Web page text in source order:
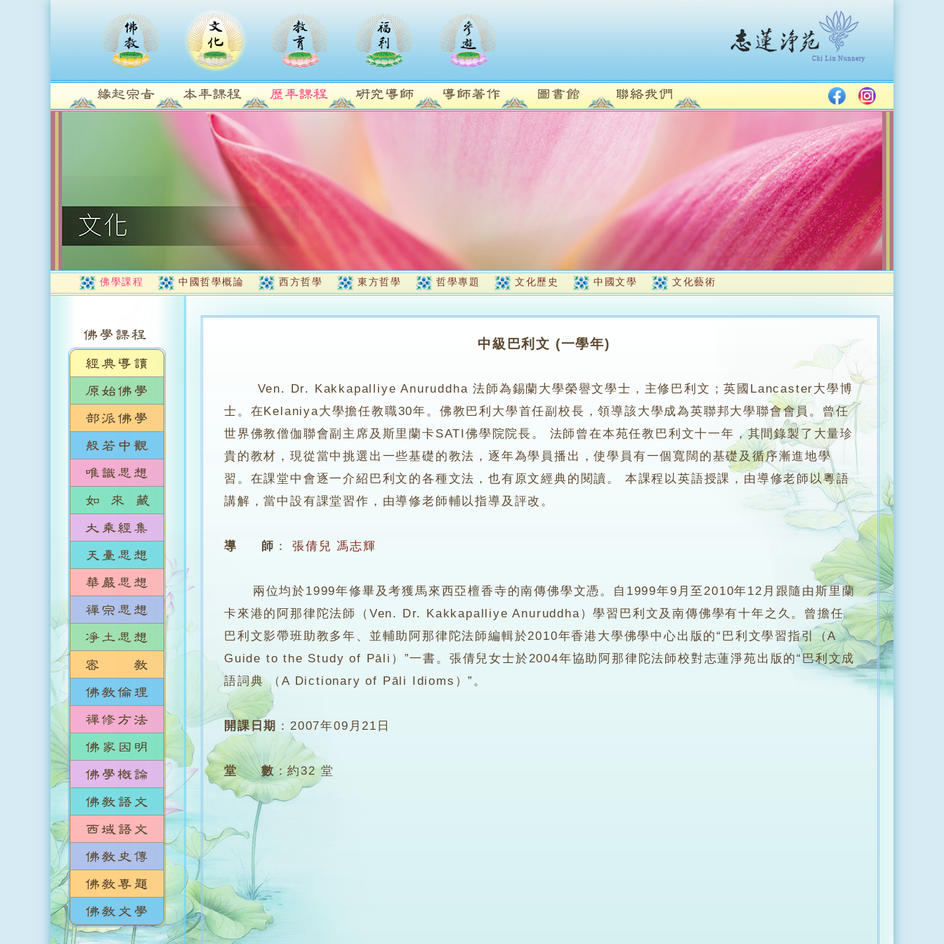
佛學課程 中國哲學概論 西方哲學 東方哲學 哲學專題 文化歷史 中國文學 文化藝術
中級巴利文 (一學年)
Ven. Dr. Kakkapalliye Anuruddha 法師為錫蘭大學榮譽文學士，主修巴利文；英國Lancaster大學博
士。在Kelaniya大學擔任教職30年。佛教巴利大學首任副校長，領導該大學成為英聯邦大學聯會會員。曾任
世界佛教僧伽聯會副主席及斯里蘭卡SATI佛學院院長。 法師曾在本苑任教巴利文十一年，其間錄製了大量珍
貴的教材，現從當中挑選出一些基礎的教法，逐年為學員播出，使學員有一個寬闊的基礎及循序漸進地學
習。在課堂中會逐一介紹巴利文的各種文法，也有原文經典的閱讀。 本課程以英語授課，由導修老師以粵語
講解，當中設有課堂習作，由導修老師輔以指導及評改。
導 師 ： 張倩兒 馮志輝
兩位均於1999年修畢及考獲馬來西亞檀香寺的南傳佛學文憑。自1999年9月至2010年12月跟隨由斯里蘭
卡來港的阿那律陀法師（Ven. Dr. Kakkapalliye Anuruddha）學習巴利文及南傳佛學有十年之久。曾擔任
巴利文影帶班助教多年、並輔助阿那律陀法師編輯於2010年香港大學佛學中心出版的“巴利文學習指引（A
Guide to the Study of Pāli）”一書。張倩兒女士於2004年協助阿那律陀法師校對志蓮淨苑出版的“巴利文成
語詞典 （A Dictionary of Pāli Idioms）”。
開課日期 ：2007年09月21日
堂 數：約32 堂